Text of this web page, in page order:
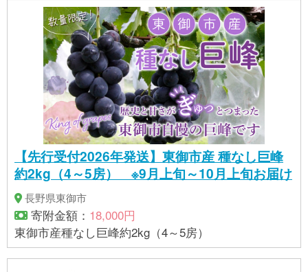
【先行受付2026年発送】東御市産 種なし巨峰
約2kg（4～5房） ※9月上旬～10月上旬お届け
長野県東御市
寄附金額： 18,000円
東御市産種なし巨峰約2kg（4～5房）